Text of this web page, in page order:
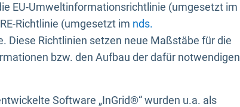
EU-Umweltinformationsrichtlinie (umgesetzt im
Richtlinie (umgesetzt im nds.
Diese Richtlinien setzen neue Maßstäbe für die
bzw. den Aufbau der dafür notwendigen
Software „InGrid®“ wurden u.a. als